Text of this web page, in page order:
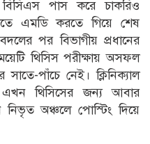
পাস করে চাকরিও
এমডি করতে গিয়ে শেষ
পর বিভাগীয় প্রধানের
থিসিস পরীক্ষায় অসফল
পাঁচে নেই। ক্লিনিক্যাল
থিসিসের জন্য আবার
অঞ্চলে পোস্টিং দিয়ে